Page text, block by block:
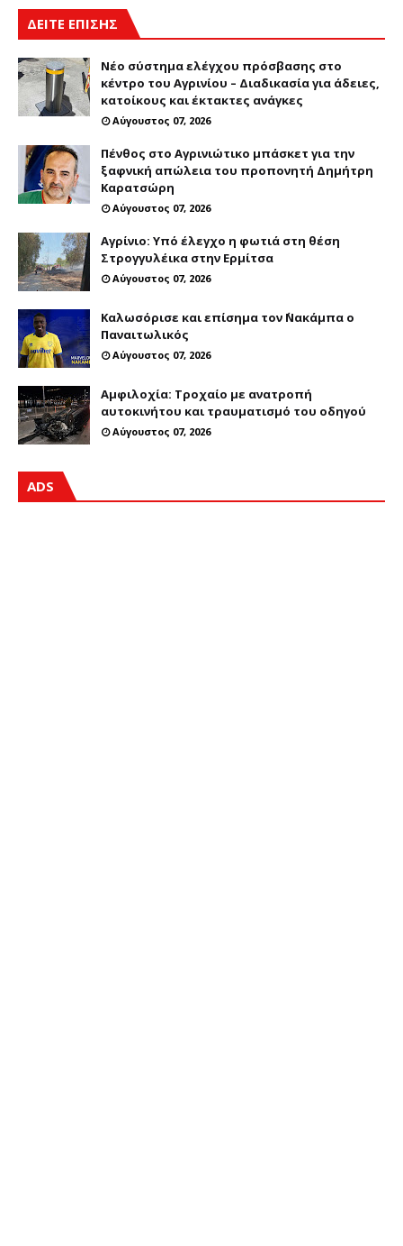
ΔΕΙΤΕ ΕΠΙΣΗΣ
Νέο σύστημα ελέγχου πρόσβασης στο
κέντρο του Αγρινίου – Διαδικασία για άδειες,
κατοίκους και έκτακτες ανάγκες
Αύγουστος 07, 2026
Πένθος στο Αγρινιώτικο μπάσκετ για την
ξαφνική απώλεια του προπονητή Δημήτρη
Καρατσώρη
Αύγουστος 07, 2026
Αγρίνιο: Υπό έλεγχο η φωτιά στη θέση
Στρογγυλέικα στην Ερμίτσα
Αύγουστος 07, 2026
Καλωσόρισε και επίσημα τον ΄Νακάμπα ο
Παναιτωλικός
Αύγουστος 07, 2026
Αμφιλοχία: Τροχαίο με ανατροπή
αυτοκινήτου και τραυματισμό του οδηγού
Αύγουστος 07, 2026
ADS